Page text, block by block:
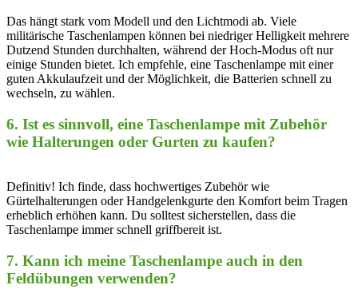
Das ⁢hängt stark vom Modell und den Lichtmodi ab. Viele
militärische Taschenlampen ​können⁣ bei niedriger Helligkeit mehrere
Dutzend Stunden durchhalten, während der Hoch-Modus oft nur
einige Stunden bietet. ‍Ich empfehle,⁢ eine Taschenlampe mit einer
‌guten Akkulaufzeit und der Möglichkeit,⁣ die Batterien schnell zu
wechseln, zu wählen.
6. Ist es sinnvoll,⁤ eine ​Taschenlampe mit Zubehör
wie Halterungen oder Gurten zu kaufen?
Definitiv! ​Ich finde, dass hochwertiges Zubehör wie
⁢Gürtelhalterungen oder⁣ Handgelenkgurte ⁣den Komfort ⁣beim ⁤Tragen
erheblich ​erhöhen ⁤kann. ​Du ⁣solltest sicherstellen, dass die‌
Taschenlampe immer schnell griffbereit‌ ist.
7. Kann ich meine Taschenlampe auch⁢ in den‍
Feldübungen verwenden?